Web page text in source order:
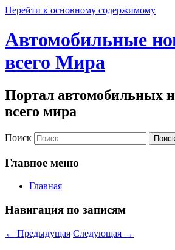
Перейти к основному содержимому
Автомобильные
всего Мира
Портал автомобильных
всего мира
Поиск
Главное меню
Главная
Навигация по записям
← Предыдущая Следующая →